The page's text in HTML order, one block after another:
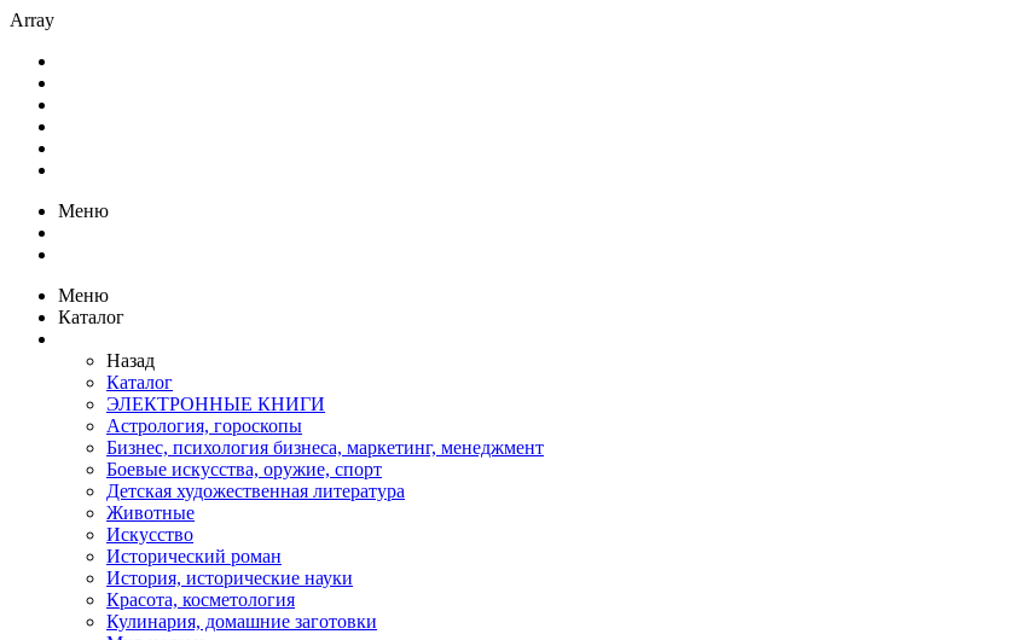
Array
Меню
Меню
Каталог
Назад
Каталог
ЭЛЕКТРОННЫЕ КНИГИ
Астрология, гороскопы
Бизнес, психология бизнеса, маркетинг, менеджмент
Боевые искусства, оружие, спорт
Детская художественная литература
Животные
Искусство
Исторический роман
История, исторические науки
Красота, косметология
Кулинария, домашние заготовки